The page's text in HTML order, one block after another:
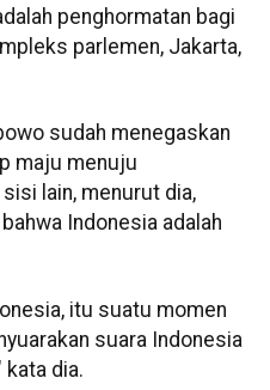
penghormatan bagi
parlemen, Jakarta,
sudah menegaskan
maju menuju
lain, menurut dia,
Indonesia adalah
itu suatu momen
suara Indonesia
kata dia.